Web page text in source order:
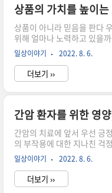
싸움을 하고 있는지도 모른
반대로 진 자는 온갖 굴욕과
승자의 자리를 차지하기 위
상품의 가치를 높이
상품이 아니라 믿음을 판다
위해 얼마나 노력하고 있을
랜드 사의 2000년 조사에 따
드로는 유일하게 삼성이 43
고 할 만한 브랜드를 찾아보
있다. 우리 나라 기업이 만든
알려지지 않아 제대로 인식
다. 따라서 훌륭한 경영자는
의 가치를 높이는 데 역점을
일상이야기 2022. 8. 6.
더보기 ››
간암 환자를 위한 영
간암의 치료에 앞서 우선 긍
의 부작용에 대한 지나친 걱
결국 영양이 부족한 상태에
이 제 기능을 다하려면 건전
고 있는 사람에게는 더욱 필
을 유지하고, 몸의 조직이 파
일상이야기 2022. 8. 6.
더보기 ››